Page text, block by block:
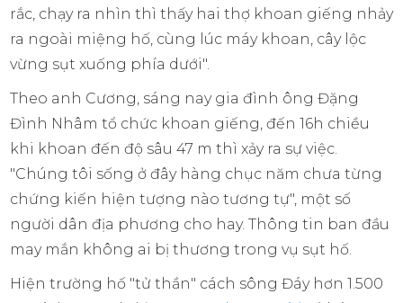
rắc, chạy ra nhìn thì thấy hai thợ khoan giếng nhảy
ra ngoài miệng hố, cùng lúc máy khoan, cây lộc
vừng sụt xuống phía dưới".
Theo anh Cương, sáng nay gia đình ông Đặng
Đình Nhâm tổ chức khoan giếng, đến 16h chiều
khi khoan đến độ sâu 47 m thì xảy ra sự việc.
"Chúng tôi sống ở đây hàng chục năm chưa từng
chứng kiến hiện tượng nào tương tự", một số
người dân địa phương cho hay. Thông tin ban đầu
may mắn không ai bị thương trong vụ sụt hố.
Hiện trường hố "tử thần" cách sông Đáy hơn 1.500